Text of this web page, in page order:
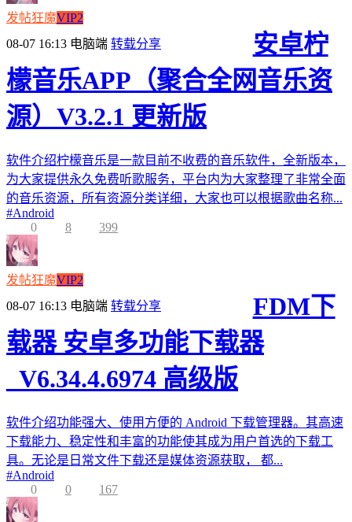
发帖狂魔VIP2
08-07 16:13 电脑端 转载分享
安卓柠
檬音乐APP（聚合全网音乐资
源）V3.2.1 更新版
软件介绍柠檬音乐是一款目前不收费的音乐软件，全新版本，
为大家提供永久免费听歌服务，平台内为大家整理了非常全面
的音乐资源，所有资源分类详细，大家也可以根据歌曲名称...
#Android
0
8 399
发帖狂魔VIP2
08-07 16:13 电脑端 转载分享
FDM下
载器 安卓多功能下载器
_V6.34.4.6974 高级版
软件介绍功能强大、使用方便的 Android 下载管理器。其高速
下载能力、稳定性和丰富的功能使其成为用户首选的下载工
具。无论是日常文件下载还是媒体资源获取， 都...
#Android
0
0 167